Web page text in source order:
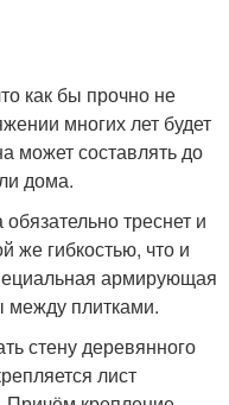
как бы прочно не
многих лет будет
может составлять до
дома.
треснет и
же гибкостью, что и
армирующая
плитками.
стену деревянного
лист